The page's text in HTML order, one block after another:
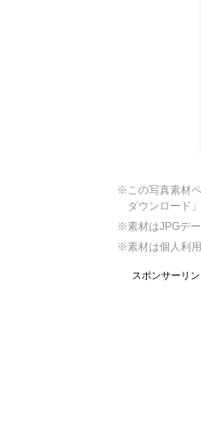
※この写真素材
ダウンロード
※素材はJPGデー
※素材は個人利用
スポンサーリン